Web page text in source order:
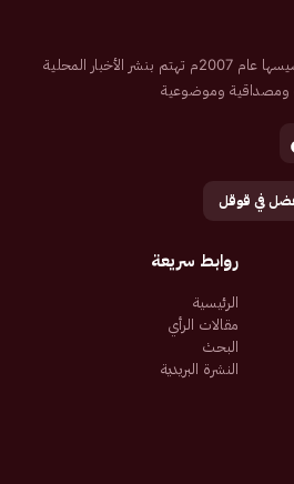
صحيفة إلكترونية سعودية تم تأسيسها عام 2007م تهتم بنشر الأخبار المحلية
ومصداقية وموضوعية
في قوقل
روابط سريعة
الرئيسية
مقالات الرأي
البحث
النشرة البريدية